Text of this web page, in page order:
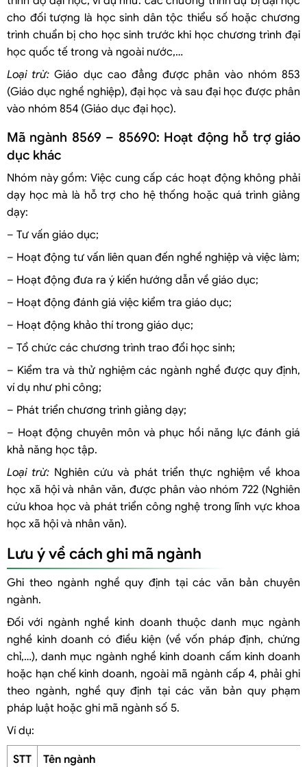
cho đối tượng là học sinh dân tộc thiểu số hoặc chương
trình chuẩn bị cho học sinh trước khi học chương trình đại
học quốc tế trong và ngoài nước,…
Loại trừ: Giáo dục cao đẳng được phân vào nhóm 853
(Giáo dục nghề nghiệp), đại học và sau đại học được phân
vào nhóm 854 (Giáo dục đại học).
Mã ngành 8569 – 85690: Hoạt động hỗ trợ giáo
dục khác
Nhóm này gồm: Việc cung cấp các hoạt động không phải
dạy học mà là hỗ trợ cho hệ thống hoặc quá trình giảng
dạy:
– Tư vấn giáo dục;
– Hoạt động tư vấn liên quan đến nghề nghiệp và việc làm;
– Hoạt động đưa ra ý kiến hướng dẫn về giáo dục;
– Hoạt động đánh giá việc kiểm tra giáo dục;
– Hoạt động khảo thí trong giáo dục;
– Tổ chức các chương trình trao đổi học sinh;
– Kiểm tra và thử nghiệm các ngành nghề được quy định,
ví dụ như phi công;
– Phát triển chương trình giảng dạy;
– Hoạt động chuyên môn và phục hồi năng lực đánh giá
khả năng học tập.
Loại trừ:Nghiên cứu và phát triển thực nghiệm về khoa
học xã hội và nhân văn, được phân vào nhóm 722 (Nghiên
cứu khoa học và phát triển công nghệ trong lĩnh vực khoa
học xã hội và nhân văn).
Lưu ý về cách ghi mã ngành
Ghi theo ngành nghề quy định tại các văn bản chuyên
ngành.
Đối với ngành nghề kinh doanh thuộc danh mục ngành
nghề kinh doanh có điều kiện (về vốn pháp định, chứng
chỉ,…), danh mục ngành nghề kinh doanh cấm kinh doanh
hoặc hạn chế kinh doanh, ngoài mã ngành cấp 4, phải ghi
theo ngành, nghề quy định tại các văn bản quy phạm
pháp luật hoặc ghi mã ngành số 5.
Ví dụ:
STT Tên ngành